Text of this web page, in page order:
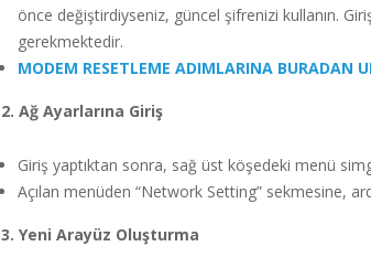
önce değiştirdiyseniz, güncel şifrenizi kullanın.
gerekmektedir.
MODEM RESETLEME ADIMLARINA BURADAN
2. Ağ Ayarlarına Giriş
Giriş yaptıktan sonra, sağ üst köşedeki menü
Açılan menüden “Network Setting” sekmesine,
3. Yeni Arayüz Oluşturma